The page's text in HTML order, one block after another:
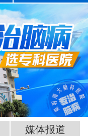
媒体报道